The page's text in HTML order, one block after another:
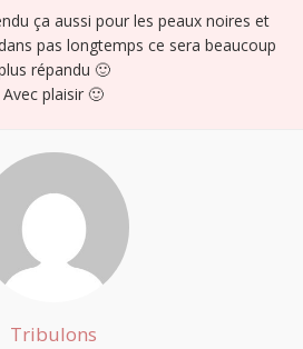
S'INSCRIRE
ça aussi pour les peaux noires et
pas longtemps ce sera beaucoup
répandu 🙂
Avec plaisir 🙂
Tribulons